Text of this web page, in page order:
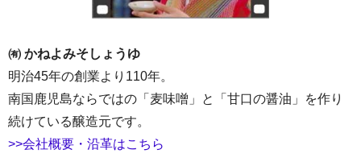
㈲ かねよみそしょうゆ
明治45年の創業より110年。
南国鹿児島ならではの「麦味噌」と「甘口の醤油」を作り
続けている醸造元です。
>>会社概要・沿革はこちら